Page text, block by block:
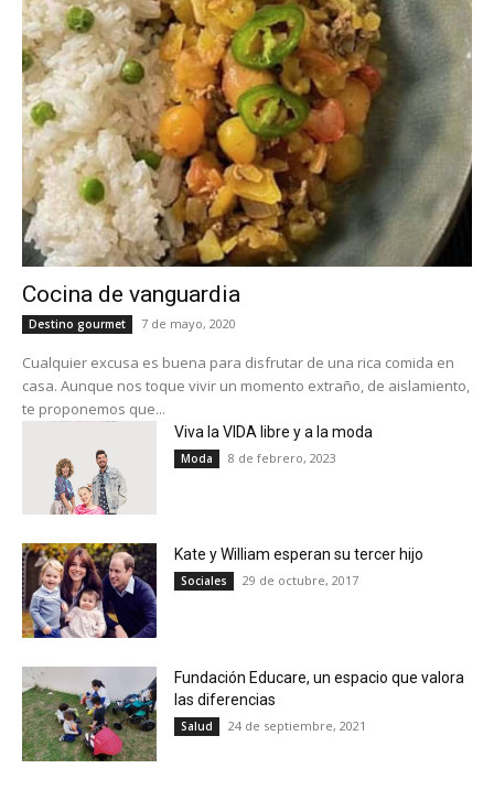
Cocina de vanguardia
Destino gourmet 7 de mayo, 2020
Cualquier excusa es buena para disfrutar de una rica comida en
casa. Aunque nos toque vivir un momento extraño, de aislamiento,
te proponemos que...
Viva la VIDA libre y a la moda
Moda 8 de febrero, 2023
Kate y William esperan su tercer hijo
Sociales 29 de octubre, 2017
Fundación Educare, un espacio que valora
las diferencias
Salud 24 de septiembre, 2021